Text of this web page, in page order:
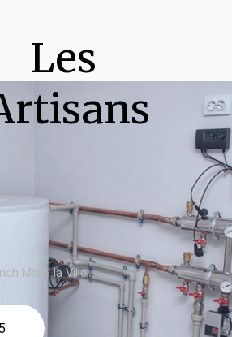
Les
Marly la Ville